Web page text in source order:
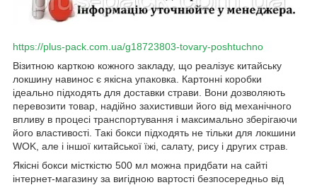
https://plus-pack.com.ua/g18723803-tovary-poshtuchno
Візитною карткою кожного закладу, що реалізує китайську
локшину навинос є якісна упаковка. Картонні коробки
ідеально підходять для доставки страви. Вони дозволяють
перевозити товар, надійно захистивши його від механічного
впливу в процесі транспортування і максимально зберігаючи
його властивості. Такі бокси підходять не тільки для локшини
WOK, але і іншої китайської їжі, салату, рису і других страв.
Якісні бокси місткістю 500 мл можна придбати на сайті
інтернет-магазину за вигідною вартості безпосередньо від